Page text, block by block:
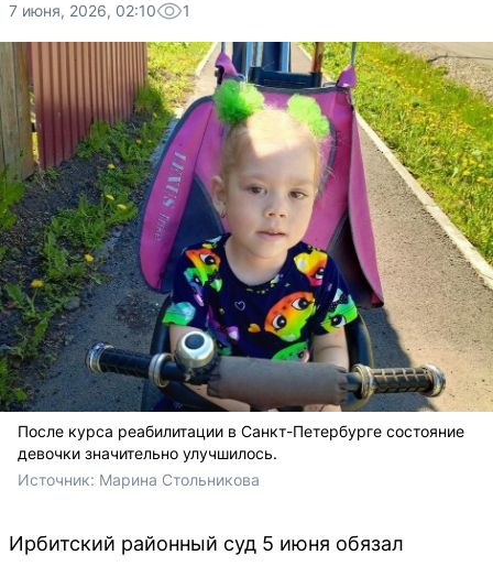
7 июня, 2026, 02:10 1
После курса реабилитации в Санкт-Петербурге состояние
девочки значительно улучшилось.
Источник: Марина Стольникова
Ирбитский районный суд 5 июня обязал